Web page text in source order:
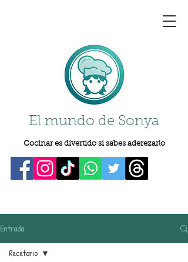
El mundo de Sonya
Cocinar es divertido si sabes aderezarlo
Entrada
Recetario